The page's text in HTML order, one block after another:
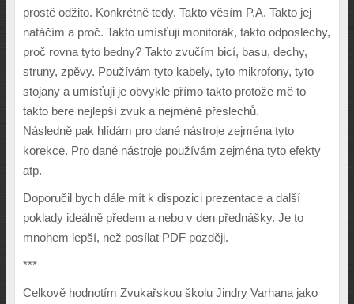
prostě odžito. Konkrétně tedy. Takto věsím P.A. Takto jej
natáčím a proč. Takto umísťuji monitorák, takto odposlechy,
proč rovna tyto bedny? Takto zvučím bicí, basu, dechy,
struny, zpěvy. Používám tyto kabely, tyto mikrofony, tyto
stojany a umísťuji je obvykle přímo takto protože mě to
takto bere nejlepší zvuk a nejméně přeslechů.
Následně pak hlídám pro dané nástroje zejména tyto
korekce. Pro dané nástroje používám zejména tyto efekty
atp.
Doporučil bych dále mít k dispozici prezentace a další
poklady ideálně předem a nebo v den přednášky. Je to
mnohem lepší, než posílat PDF později.
***
Celkově hodnotím Zvukařskou školu Jindry Varhana jako